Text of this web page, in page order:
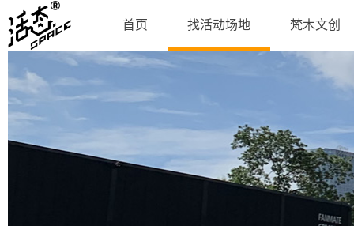
首页 找活动场地 梵木文创